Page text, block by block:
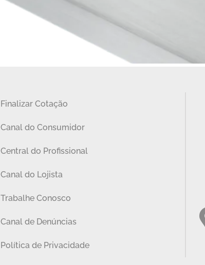
Finalizar Cotação
Canal do Consumidor
Central do Profissional
Canal do Lojista
Trabalhe Conosco
Canal de Denúncias
Política de Privacidade